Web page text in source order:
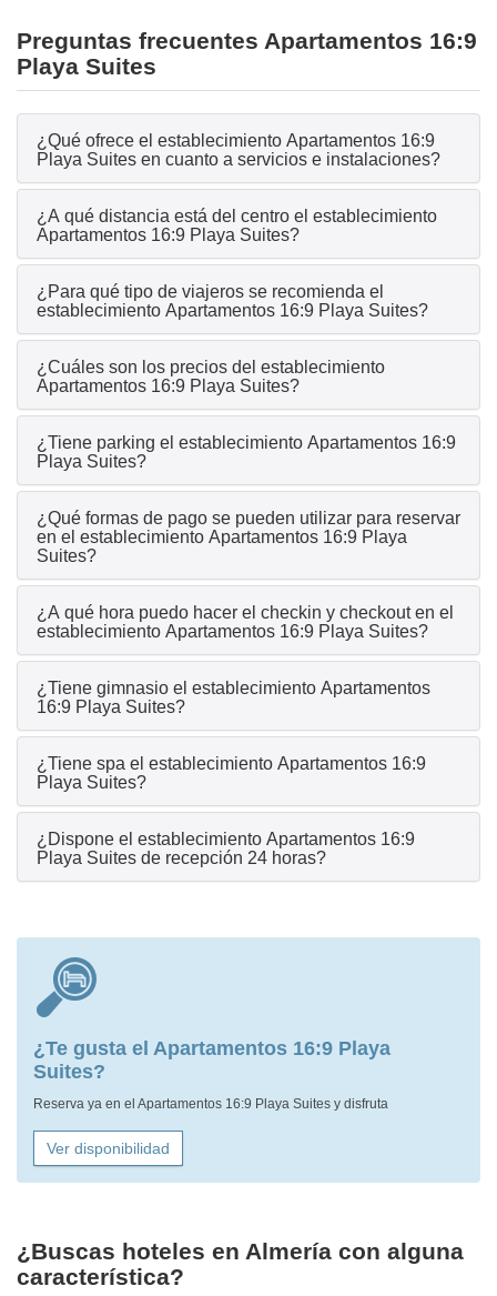
Preguntas frecuentes Apartamentos 16:9
Playa Suites
¿Qué ofrece el establecimiento Apartamentos 16:9
Playa Suites en cuanto a servicios e instalaciones?
¿A qué distancia está del centro el establecimiento
Apartamentos 16:9 Playa Suites?
¿Para qué tipo de viajeros se recomienda el
establecimiento Apartamentos 16:9 Playa Suites?
¿Cuáles son los precios del establecimiento
Apartamentos 16:9 Playa Suites?
¿Tiene parking el establecimiento Apartamentos 16:9
Playa Suites?
¿Qué formas de pago se pueden utilizar para reservar
en el establecimiento Apartamentos 16:9 Playa
Suites?
¿A qué hora puedo hacer el checkin y checkout en el
establecimiento Apartamentos 16:9 Playa Suites?
¿Tiene gimnasio el establecimiento Apartamentos
16:9 Playa Suites?
¿Tiene spa el establecimiento Apartamentos 16:9
Playa Suites?
¿Dispone el establecimiento Apartamentos 16:9
Playa Suites de recepción 24 horas?
¿Te gusta el Apartamentos 16:9 Playa
Suites?
Reserva ya en el Apartamentos 16:9 Playa Suites y disfruta
Ver disponibilidad
¿Buscas hoteles en Almería con alguna
característica?